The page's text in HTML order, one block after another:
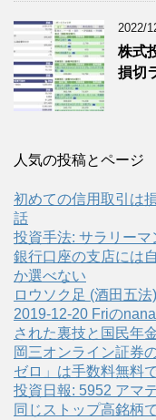
2022/
株式
損切
人気の投稿とページ
初めての信用取引は
話
投資手法: サラリーマ
銀行口座の支店には
か選べない
ロウソク足 (酒田五
2019-12-20 Friの
された裏技と国民年
岡三オンライン証券
ゼロ」は手数料無料
投資日報: 5952 アマ
同じストップ高銘柄